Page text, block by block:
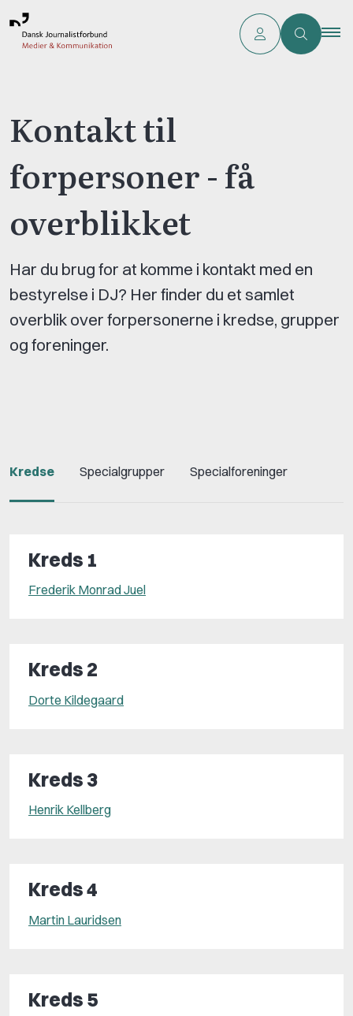
Kontakt til
forpersoner - få
overblikket
Har du brug for at komme i kontakt med en
bestyrelse i DJ? Her finder du et samlet
overblik over forpersonerne i kredse, grupper
og foreninger.
Kredse Specialgrupper Specialforeninger
Kreds 1
Frederik Monrad Juel
Kreds 2
Dorte Kildegaard
Kreds 3
Henrik Kellberg
Kreds 4
Martin Lauridsen
Kreds 5